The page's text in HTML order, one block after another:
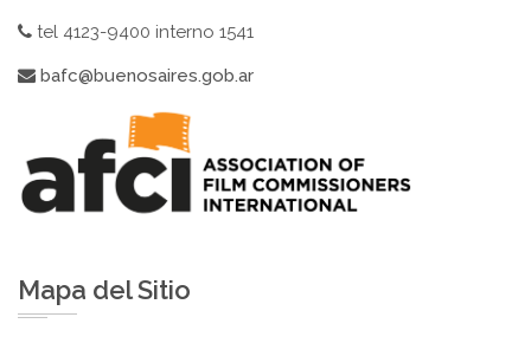
tel 4123-9400 interno 1541
bafc@buenosaires.gob.ar
Mapa del Sitio